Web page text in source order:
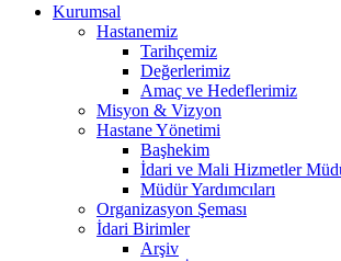
Kurumsal
Hastanemiz
Tarihçemiz
Değerlerimiz
Amaç ve Hedeflerimiz
Misyon & Vizyon
Hastane Yönetimi
Başhekim
İdari ve Mali Hizmetler
Müdür Yardımcıları
Organizasyon Şeması
İdari Birimler
Arşiv